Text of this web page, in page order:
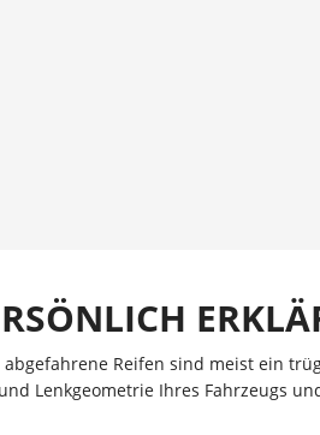
Reifen sind meist ein
Lenkgeometrie Ihres Fahrzeugs